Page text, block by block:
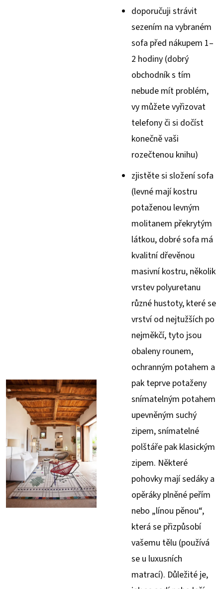
doporučuji strávit
sezením na vybraném
sofa před nákupem 1–
2 hodiny (dobrý
obchodník s tím
nebude mít problém,
vy můžete vyřizovat
telefony či si dočíst
konečně vaši
rozečtenou knihu)
zjistěte si složení sofa
(levné mají kostru
potaženou levným
molitanem překrytým
látkou, dobré sofa má
kvalitní dřevěnou
masivní kostru, několik
vrstev polyuretanu
různé hustoty, které se
vrství od nejtužších po
nejměkčí, tyto jsou
obaleny rounem,
ochranným potahem a
pak teprve potaženy
snímatelným potahem
upevněným suchý
zipem, snímatelné
polštáře pak klasickým
zipem. Některé
pohovky mají sedáky a
opěráky plněné peřím
nebo „línou pěnou“,
která se přizpůsobí
vašemu tělu (používá
se u luxusních
matrací). Důležité je,